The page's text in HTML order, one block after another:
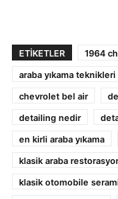
ETIKETLER 1964
araba yıkama teknikleri
chevrolet bel air
detailing nedir
en kirli araba yıkama
klasik araba
klasik otomobile